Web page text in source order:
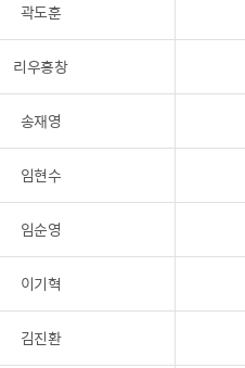
곽도훈
리우홍창
송재영
임현수
임순영
이기혁
김진환